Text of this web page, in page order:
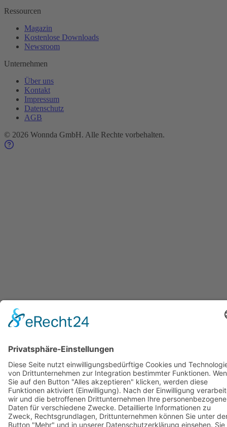
Ressourcen
Magazin
Kostenlose Downloads
Newsroom
Unternehmen
Über uns
Kontakt
Impressum
Datenschutz
AGB
© 2026 Wonnda GmbH. Alle Rechte vorbehalten.